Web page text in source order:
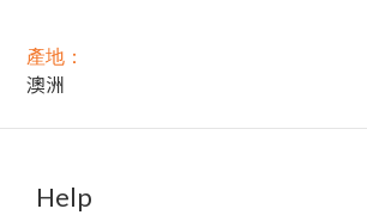
產地：
澳洲
Help